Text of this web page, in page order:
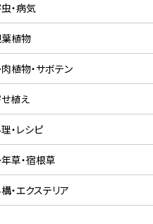
・病気
植物
植物・サボテン
植え
・レシピ
草・宿根草
・エクステリア